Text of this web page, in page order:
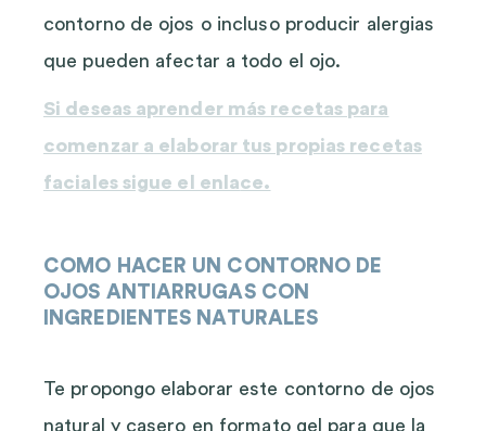
contorno de ojos o incluso producir alergias
que pueden afectar a todo el ojo.
Si deseas aprender más recetas para
comenzar a elaborar tus propias recetas
faciales sigue el enlace.
COMO HACER UN CONTORNO DE
OJOS ANTIARRUGAS CON
INGREDIENTES NATURALES
Te propongo elaborar este contorno de ojos
natural y casero en formato gel para que la